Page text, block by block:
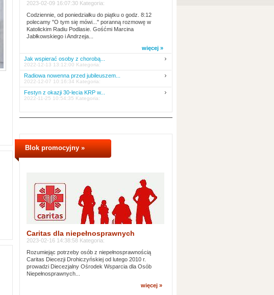
2023-02-09 16:07:30 Kategoria:
Codziennie, od poniedziałku do piątku o godz. 8:12
polecamy "O tym się mówi..." poranną rozmowę w
Katolickim Radiu Podlasie. Gośćmi Marcina
Jabłkowskiego i Andrzeja...
więcej »
Jak wspierać osoby z chorobą...
2022-12-13 13:12:00 Kategoria:
Radiowa nowenna przed jubileuszem...
2022-12-07 10:16:34 Kategoria:
Festyn z okazji 30-lecia KRP w...
2022-11-25 10:54:35 Kategoria:
Blok promocyjny »
Caritas dla niepełnosprawnych
2023-02-16 14:38:58 Kategoria:
Rozumiejąc potrzeby osób z niepełnosprawnością
Caritas Diecezji Drohiczyńskiej od lutego 2010 r.
prowadzi Diecezjalny Ośrodek Wsparcia dla Osób
Niepełnosprawnych...
więcej »